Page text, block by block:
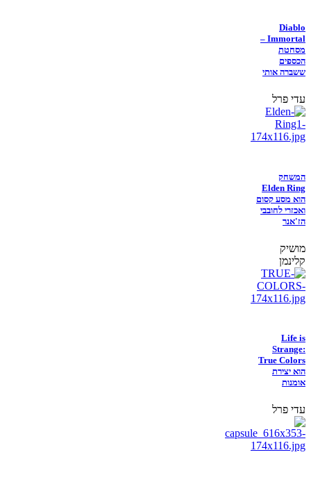
Diablo
Immortal –
מסחטת
הכספים
ששברה אותי
עדי פרל
המשחק
Elden Ring
הוא מסע קסום
ואכזרי לחובבי
הז'אנר
מושיק
קלינמן
Life is
Strange:
True Colors
הוא יצירת
אומנות
עדי פרל